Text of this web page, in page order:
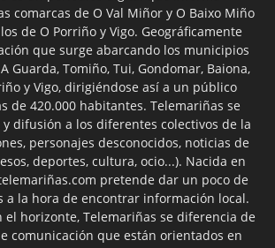
comarcas de O Val Miñor y O Baixo Miño
de O Porriño y Vigo. Geográficamente
que surge abarcando los municipios
Guarda, Tomiño, Tui, Gondomar, Baiona,
y Vigo, dirigiéndose así a un público
de 420.000 habitantes. Telemariñas se
difusión a los diferentes colectivos de la
personajes desconocidos, noticias de
deportes, cultura, ocio...). Nacida en
pretende dar un poco de
a la hora de encontrar información local.
el horizonte, Telemariñas se diferencia de
comunicación que están orientados en